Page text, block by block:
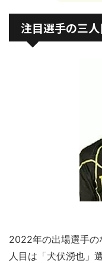
注目選手の三
2022年の出場選手の
人目は「犬伏湧也」